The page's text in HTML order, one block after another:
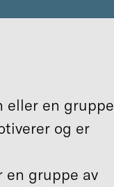
eller en gruppe
og er
en gruppe av